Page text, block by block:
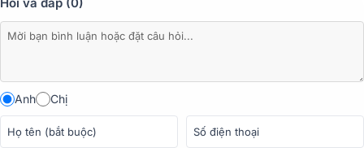
Anh Chị